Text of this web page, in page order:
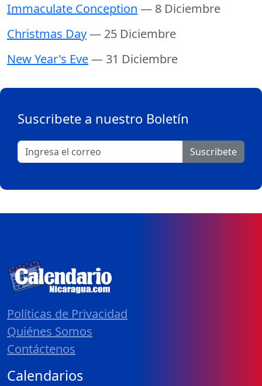
Immaculate Conception — 8 Diciembre
Christmas Day— 25 Diciembre
New Year's Eve— 31 Diciembre
Suscribete a nuestro Boletín
Suscribete
Políticas de Privacidad
Quiénes Somos
Contáctenos
Calendarios